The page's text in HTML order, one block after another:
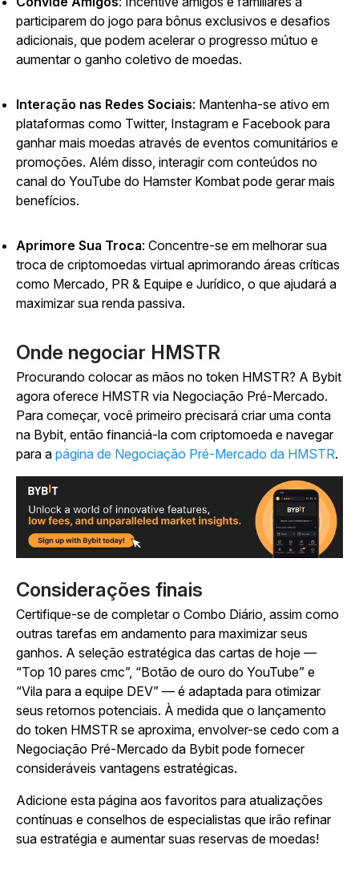
participarem do jogo para bônus exclusivos e desafios
adicionais, que podem acelerar o progresso mútuo e
aumentar o ganho coletivo de moedas.
Interação nas Redes Sociais: Mantenha-se ativo em
plataformas como Twitter, Instagram e Facebook para
ganhar mais moedas através de eventos comunitários e
promoções. Além disso, interagir com conteúdos no
canal do YouTube do Hamster Kombat pode gerar mais
benefícios.
Aprimore Sua Troca: Concentre-se em melhorar sua
troca de criptomoedas virtual aprimorando áreas críticas
como Mercado, PR & Equipe e Jurídico, o que ajudará a
maximizar sua renda passiva.
Onde negociar HMSTR
Procurando colocar as mãos no token HMSTR? A Bybit
agora oferece HMSTR via Negociação Pré-Mercado.
Para começar, você primeiro precisará criar uma conta
na Bybit, então financiá-la com criptomoeda e navegar
para a página de Negociação Pré-Mercado da HMSTR.
Considerações finais
Certifique-se de completar o Combo Diário, assim como
outras tarefas em andamento para maximizar seus
ganhos. A seleção estratégica das cartas de hoje —
“Top 10 pares cmc”, “Botão de ouro do YouTube” e
“Vila para a equipe DEV” — é adaptada para otimizar
seus retornos potenciais. À medida que o lançamento
do token HMSTR se aproxima, envolver-se cedo com a
Negociação Pré-Mercado da Bybit pode fornecer
consideráveis vantagens estratégicas.
Adicione esta página aos favoritos para atualizações
contínuas e conselhos de especialistas que irão refinar
sua estratégia e aumentar suas reservas de moedas!